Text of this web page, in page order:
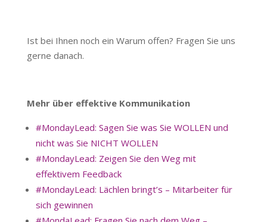
Ist bei Ihnen noch ein Warum offen? Fragen Sie uns
gerne danach.
Mehr über effektive Kommunikation
#MondayLead: Sagen Sie was Sie WOLLEN und
nicht was Sie NICHT WOLLEN
#MondayLead: Zeigen Sie den Weg mit
effektivem Feedback
#MondayLead: Lächlen bringt’s – Mitarbeiter für
sich gewinnen